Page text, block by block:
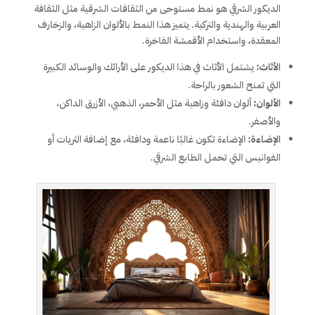
الديكور الشرقي هو نمط مستوحى من الثقافات الشرقية مثل الثقافة
العربية والهندية والتركية. يتميز هذا النمط بالألوان الزاهية، والزخارف
المعقدة، واستخدام الأقمشة الفاخرة.
الأثاث: يشتمل الأثاث في هذا الديكور على الأرائك والوسائد الكبيرة
التي تمنح الشعور بالراحة.
الألوان:ألوان دافئة وزاهية مثل الأحمر، الذهبي، الأزرق الداكن،
والأصفر.
الإضاءة: الإضاءة تكون غالبًا ناعمة ودافئة، مع إضافة الثريات أو
الفوانيس التي تحمل الطابع الشرقي.